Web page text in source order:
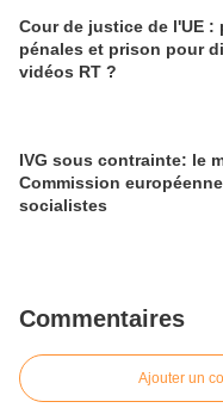
Cour de justice de l'UE :
pénales et prison pour
vidéos RT ?
IVG sous contrainte: le
Commission
socialistes
Commentaires
Ajouter un